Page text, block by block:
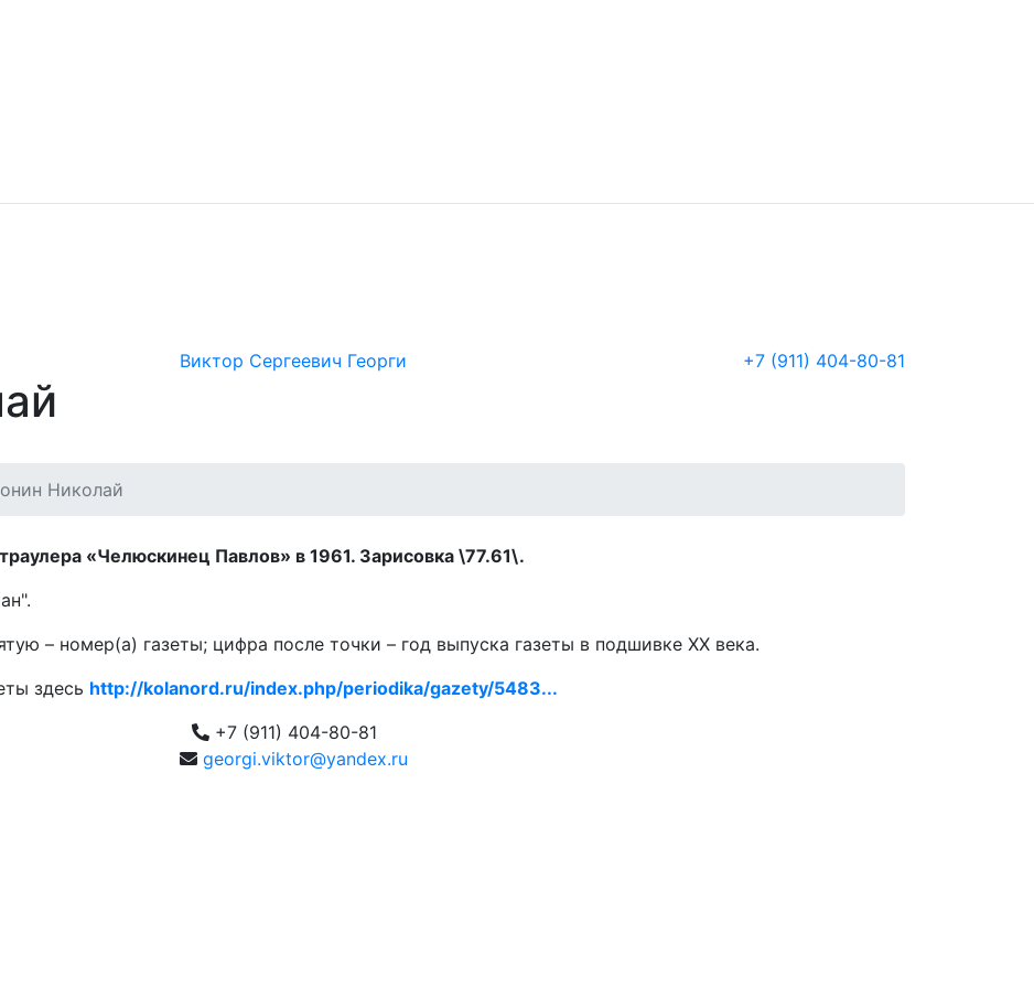
Виктор Сергеевич Георги +7 (911) 404-80-81
Николай
«Челюскинец Павлов» в 1961. Зарисовка \77.61\.
– номер(а) газеты; цифра после точки – год выпуска газеты в подшивке ХХ века.
здесь http://kolanord.ru/index.php/periodika/gazety/5483...
+7 (911) 404-80-81
georgi.viktor@yandex.ru